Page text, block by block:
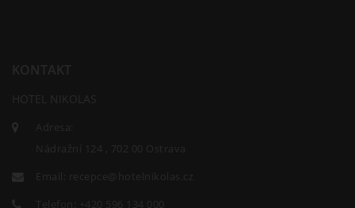
HOTEL NIKOLAS
Adresa:
Nádražní 124 , 702 00 Ostrava
Email:
recepce@hotelnikolas.cz
Telefon:
+420 596 134 000